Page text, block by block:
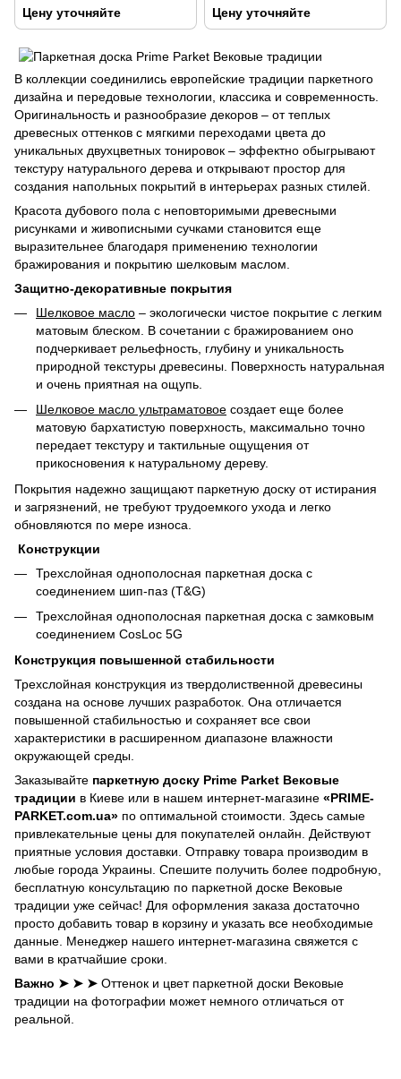
Цену уточняйте Цену уточняйте
В коллекции соединились европейские традиции паркетного
дизайна и передовые технологии, классика и современность.
Оригинальность и разнообразие декоров – от теплых
древесных оттенков с мягкими переходами цвета до
уникальных двухцветных тонировок – эффектно обыгрывают
текстуру натурального дерева и открывают простор для
создания напольных покрытий в интерьерах разных стилей.
Красота дубового пола с неповторимыми древесными
рисунками и живописными сучками становится еще
выразительнее благодаря применению технологии
бражирования и покрытию шелковым маслом.
Защитно-декоративные покрытия
Шелковое масло – экологически чистое покрытие с легким
матовым блеском. В сочетании с бражированием оно
подчеркивает рельефность, глубину и уникальность
природной текстуры древесины. Поверхность натуральная
и очень приятная на ощупь.
Шелковое масло ультраматовое создает еще более
матовую бархатистую поверхность, максимально точно
передает текстуру и тактильные ощущения от
прикосновения к натуральному дереву.
Покрытия надежно защищают паркетную доску от истирания
и загрязнений, не требуют трудоемкого ухода и легко
обновляются по мере износа.
Конструкции
Трехслойная однополосная паркетная доска с
соединением шип-паз (T&G)
Трехслойная однополосная паркетная доска с замковым
соединением CosLoc 5G
Конструкция повышенной стабильности
Трехслойная конструкция из твердолиственной древесины
создана на основе лучших разработок. Она отличается
повышенной стабильностью и сохраняет все свои
характеристики в расширенном диапазоне влажности
окружающей среды.
Заказывайте паркетную доску Prime Parket Вековые
традиции в Киеве или в нашем интернет-магазине «PRIME-
PARKET.com.ua» по оптимальной стоимости. Здесь самые
привлекательные цены для покупателей онлайн. Действуют
приятные условия доставки. Отправку товара производим в
любые города Украины. Спешите получить более подробную,
бесплатную консультацию по паркетной доскe Вековые
традиции уже сейчас! Для оформления заказа достаточно
просто добавить товар в корзину и указать все необходимые
данные. Менеджер нашего интернет-магазина свяжется с
вами в кратчайшие сроки.
Важно ➤ ➤ ➤ Оттенок и цвет паркетной доски Вековые
традиции на фотографии может немного отличаться от
реальной.